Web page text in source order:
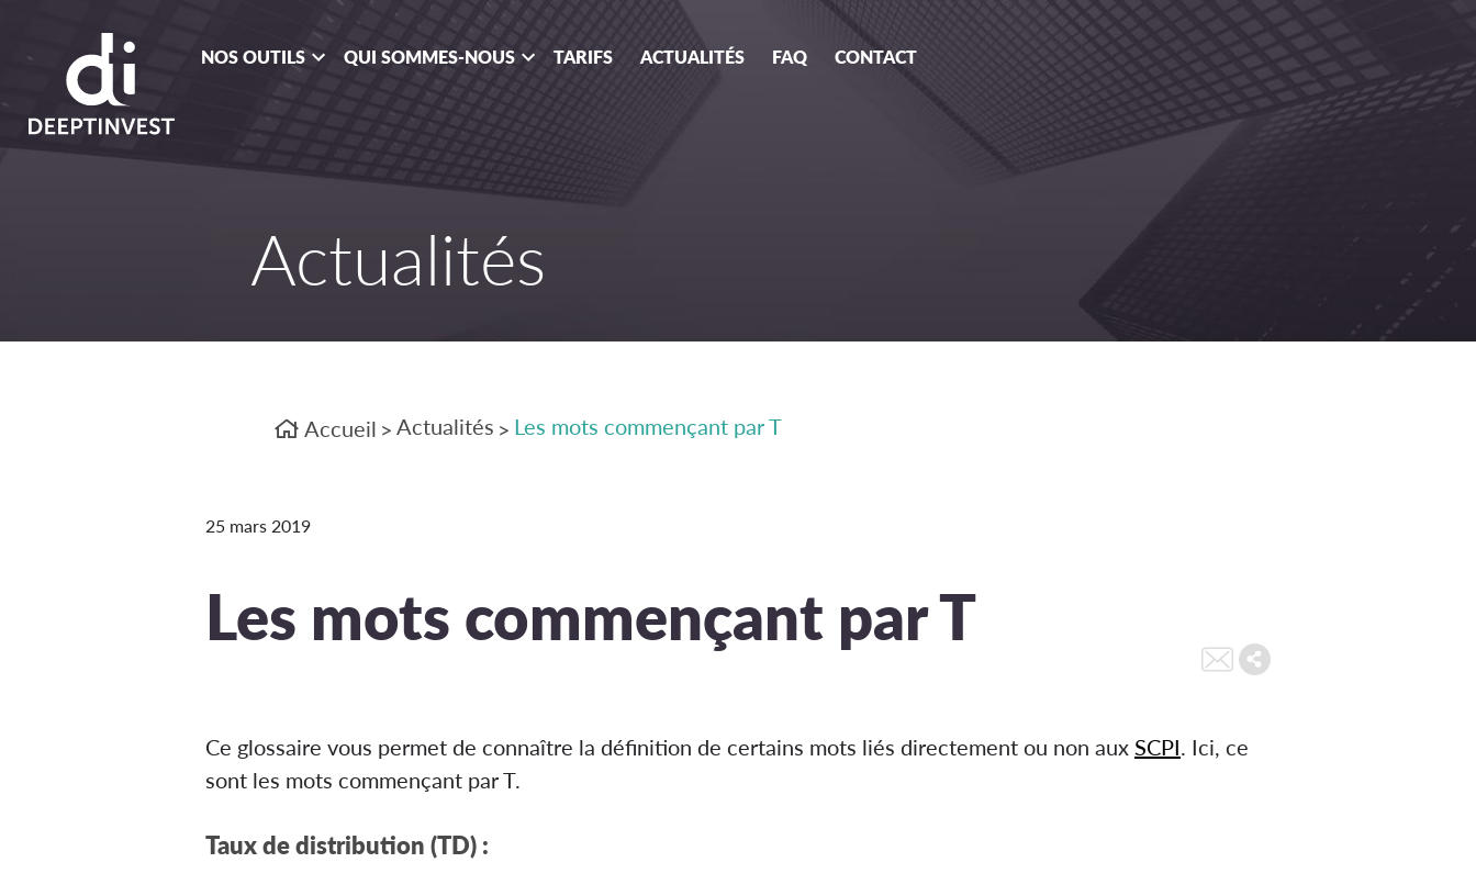
NOS OUTILS QUI SOMMES-NOUS TARIFS ACTUALITÉS FAQ CONTACT
Actualités
Accueil > Actualités > Les mots commençant par T
25 mars 2019
Les mots commençant par T
Ce glossaire vous permet de connaître la définition de certains mots liés directement ou non aux SCPI. Ici, ce
sont les mots commençant par T.
Taux de distribution (TD) :